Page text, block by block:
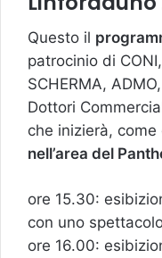
Questo il
patrocinio di
SCHERMA,
Dottori
che inizierà,
nell’area del
ore 15.30:
con uno
ore 16.00: